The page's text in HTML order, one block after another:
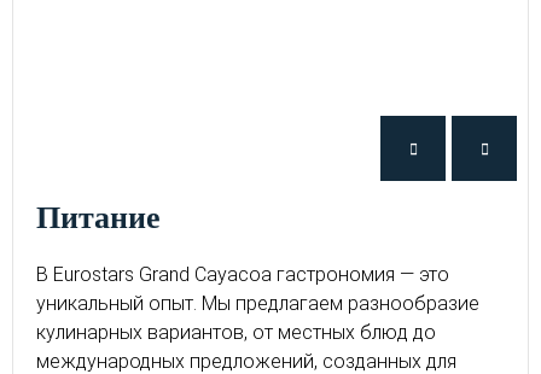
питание
В Eurostars Grand Cayacoa гастрономия — это
уникальный опыт. Мы предлагаем разнообразие
кулинарных вариантов, от местных блюд до
международных предложений, созданных для